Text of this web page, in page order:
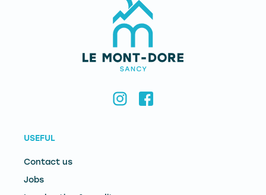
USEFUL
Contact us
Jobs